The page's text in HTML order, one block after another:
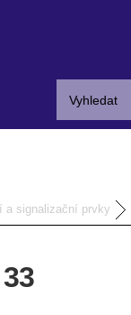
a signalizační prvky